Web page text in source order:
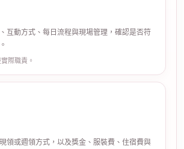
互動方式、每日流程與現場管理，確認是否符
際職責。
領或週領方式，以及獎金、服裝費、住宿費與